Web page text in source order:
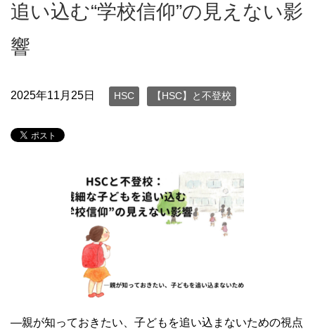
追い込む“学校信仰”の見えない影
響
2025年11月25日 HSC 【HSC】と不登校
―親が知っておきたい、子どもを追い込まないための視点